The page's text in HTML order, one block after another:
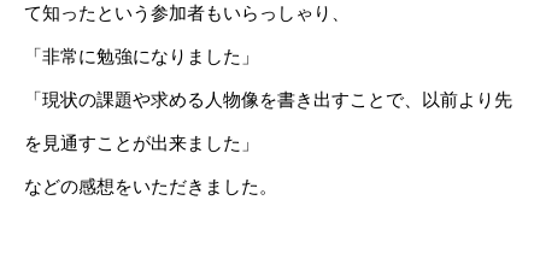
て知ったという参加者もいらっしゃり、
「非常に勉強になりました」
「現状の課題や求める人物像を書き出すことで、以前より先
を見通すことが出来ました」
などの感想をいただきました。